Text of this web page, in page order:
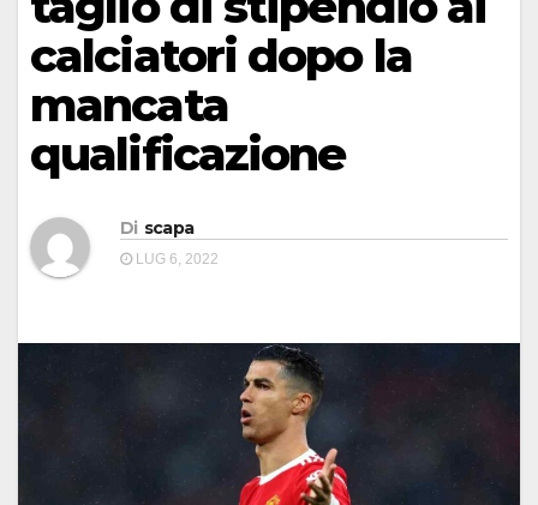
calciatori dopo la
mancata
qualificazione
Di scapa
LUG 6, 2022